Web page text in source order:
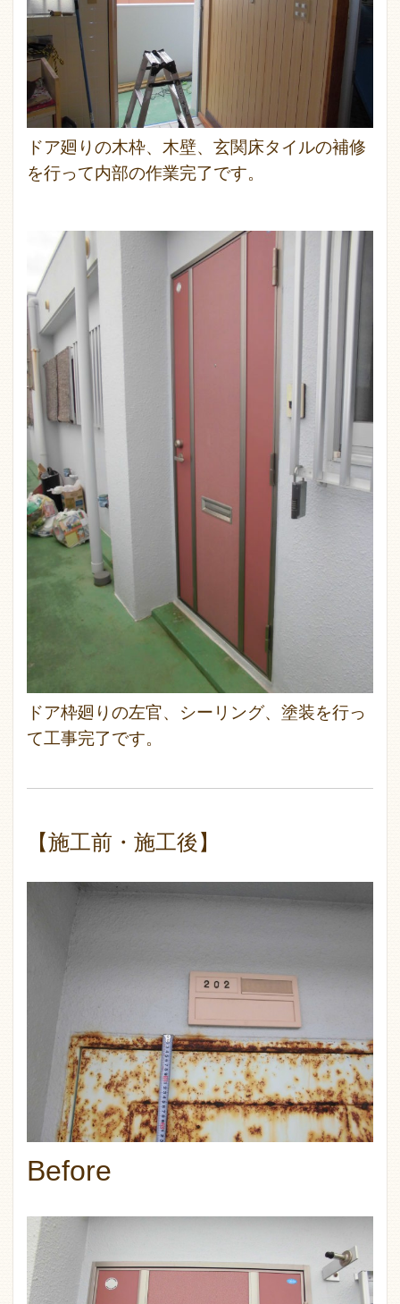
ドア廻りの木枠、木壁、玄関床タイルの補修
を行って内部の作業完了です。
ドア枠廻りの左官、シーリング、塗装を行っ
て工事完了です。
【施工前・施工後】
Before